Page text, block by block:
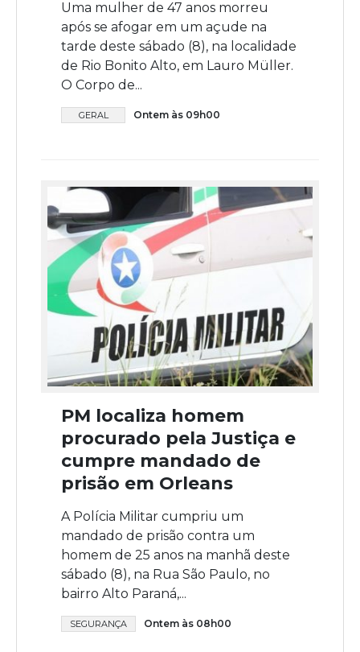
Uma mulher de 47 anos morreu
após se afogar em um açude na
tarde deste sábado (8), na localidade
de Rio Bonito Alto, em Lauro Müller.
O Corpo de...
GERAL Ontem às 09h00
PM localiza homem
procurado pela Justiça e
cumpre mandado de
prisão em Orleans
A Polícia Militar cumpriu um
mandado de prisão contra um
homem de 25 anos na manhã deste
sábado (8), na Rua São Paulo, no
bairro Alto Paraná,...
SEGURANÇA Ontem às 08h00